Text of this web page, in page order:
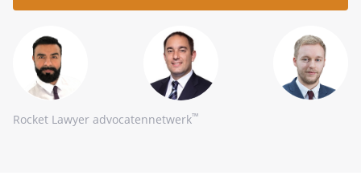
vraag
Rocket Lawyer advocatennetwerk™